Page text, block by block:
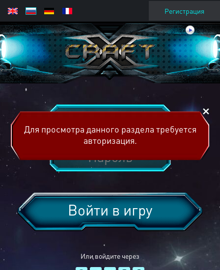
Регистрация
Или войдите через
Войти в игру
Для просмотра данного раздела требуется
авторизация.